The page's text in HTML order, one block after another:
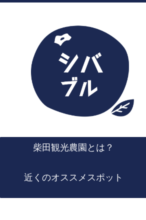
柴田観光農園とは？
近くのオススメスポット